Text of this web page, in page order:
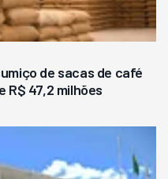
de sacas de café
R$ 47,2 milhões